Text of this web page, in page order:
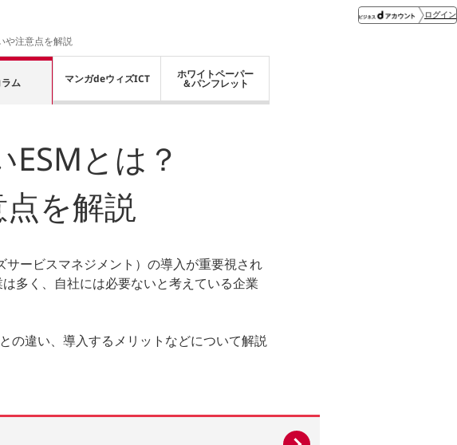
ログイン
や注意点を解説
ム マンガdeウィズICT ホワイトペーパー
＆パンフレット
とは？
を解説
ービスマネジメント）の導入が重要視され
多く、自社には必要ないと考えている企業
の違い、導入するメリットなどについて解説